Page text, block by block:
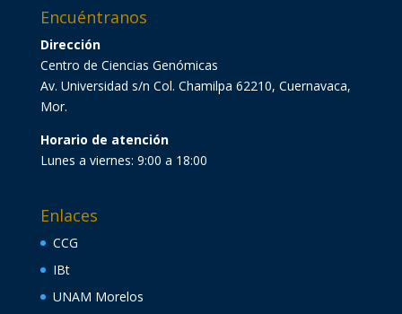
Encuéntranos
Dirección
Centro de Ciencias Genómicas
Av. Universidad s/n Col. Chamilpa 62210, Cuernavaca,
Mor.
Horario de atención
Lunes a viernes: 9:00 a 18:00
Enlaces
CCG
IBt
UNAM Morelos